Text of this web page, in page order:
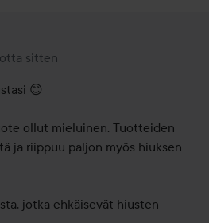
sitten
lisättiin 1 vuotta sitten
😊
ollut mieluinen. Tuotteiden
ja riippuu paljon myös hiuksen
jotka ehkäisevät hiusten